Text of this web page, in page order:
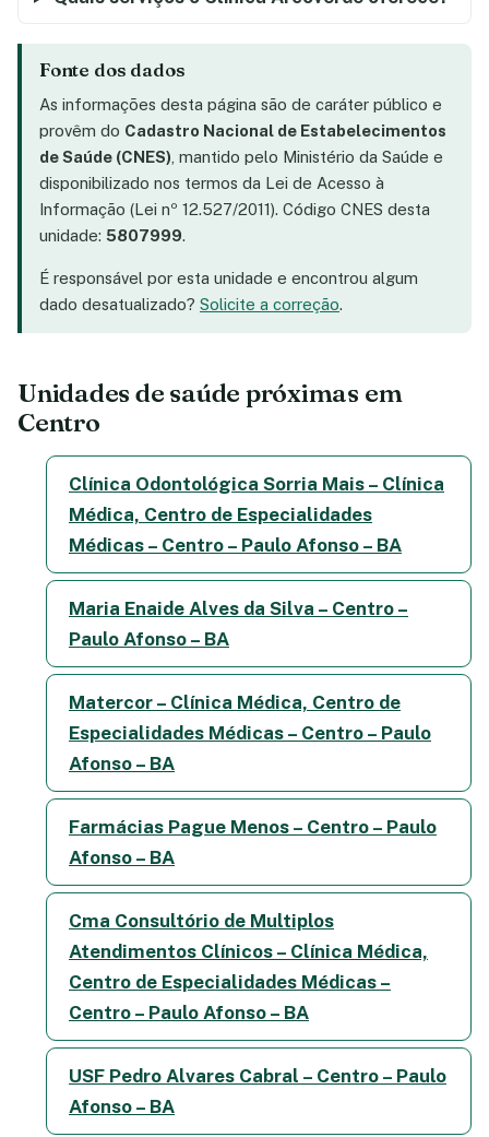
Fonte dos dados
As informações desta página são de caráter público e
provêm do Cadastro Nacional de Estabelecimentos
de Saúde (CNES) , mantido pelo Ministério da Saúde e
disponibilizado nos termos da Lei de Acesso à
Informação (Lei nº 12.527/2011). Código CNES desta
unidade: 5807999.
É responsável por esta unidade e encontrou algum
dado desatualizado? Solicite a correção.
Unidades de saúde próximas em
Centro
Clínica Odontológica Sorria Mais – Clínica
Médica, Centro de Especialidades
Médicas – Centro – Paulo Afonso – BA
Maria Enaide Alves da Silva – Centro –
Paulo Afonso – BA
Matercor – Clínica Médica, Centro de
Especialidades Médicas – Centro – Paulo
Afonso – BA
Farmácias Pague Menos – Centro – Paulo
Afonso – BA
Cma Consultório de Multiplos
Atendimentos Clínicos – Clínica Médica,
Centro de Especialidades Médicas –
Centro – Paulo Afonso – BA
USF Pedro Alvares Cabral – Centro – Paulo
Afonso – BA